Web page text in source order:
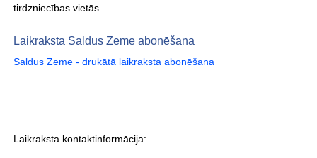
tirdzniecības vietās
Laikraksta Saldus Zeme abonēšana
Saldus Zeme - drukātā laikraksta abonēšana
Laikraksta kontaktinformācija: